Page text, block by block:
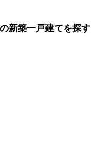
新築一戸建てを探す